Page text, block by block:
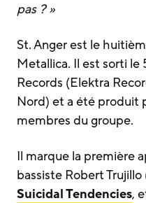
pas ? »
St. Anger est le
Metallica. Il est sorti
Records (Elektra
Nord) et a été produit
membres du groupe.
Il marque la première
bassiste Robert Trujillo
Suicidal Tendencies,